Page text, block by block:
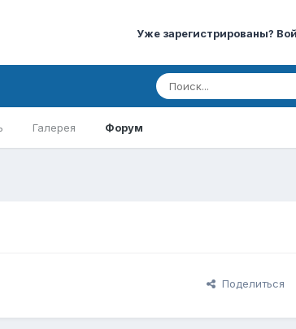
Уже зарегистрированы?
Галерея Форум
Поделиться